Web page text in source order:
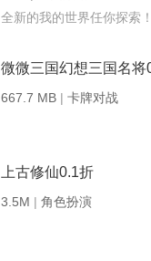
全新的我的世界任你探索
微微三国幻想三国名将
667.7 MB | 卡牌对战
上古修仙0.1折
3.5M | 角色扮演